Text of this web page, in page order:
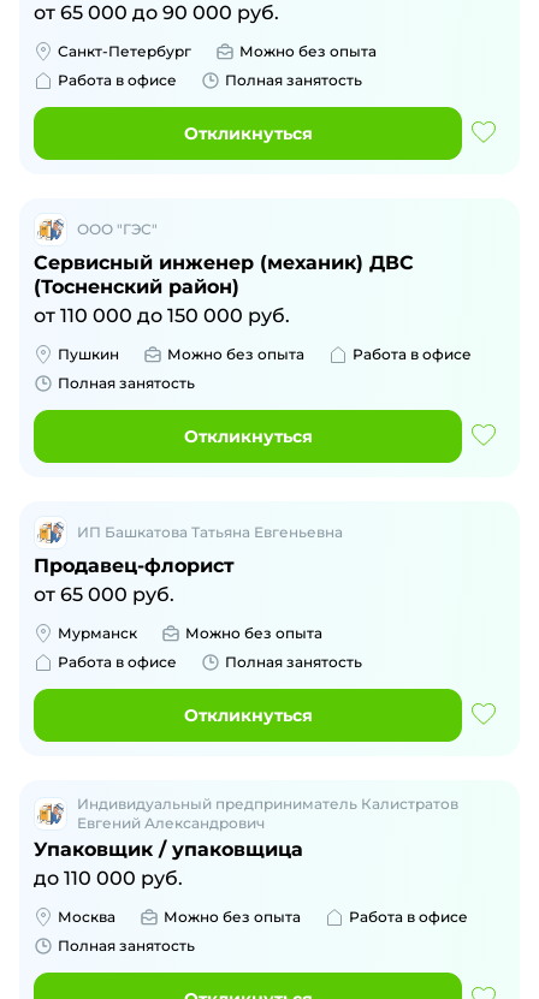
от 65 000 до 90 000 руб.
Санкт-Петербург
Можно без опыта
Работа в офисе
Полная занятость
Откликнуться
ООО "ГЭС"
Сервисный инженер (механик) ДВС
(Тосненский район)
от 110 000 до 150 000 руб.
Пушкин Можно без опыта
Работа в офисе
Полная занятость
Откликнуться
ИП Башкатова Татьяна Евгеньевна
Продавец-флорист
от 65 000 руб.
Мурманск
Можно без опыта
Работа в офисе
Полная занятость
Откликнуться
Индивидуальный предприниматель Калистратов
Евгений Александрович
Упаковщик / упаковщица
до 110 000 руб.
Москва Можно без опыта
Работа в офисе
Полная занятость